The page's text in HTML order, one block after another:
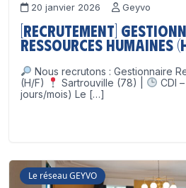
20 janvier 2026 Geyvo
[Recrutement]
Ressources Humaines
Nous recrutons : Gestionnaire
(H/F)
Sartrouville (78) |
CDI
jours/mois) Le […]
Le réseau GEYVO